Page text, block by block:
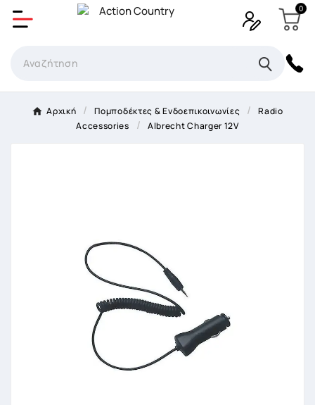
0
Αρχική Πομποδέκτες & Ενδοεπικοινωνίες
Radio
Accessories
Albrecht Charger 12V
Δημιουργία λίστα επιθυμητών
×
Όνομα Λίστα επιθυμιτών
Ακύρωση Δημιουργία λίστα επιθυμητών